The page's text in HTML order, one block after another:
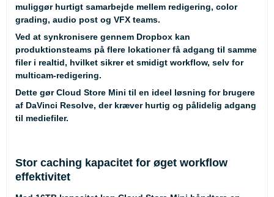
muliggør hurtigt samarbejde mellem redigering, color
grading, audio post og VFX teams.
Ved at synkronisere gennem Dropbox kan
produktionsteams på flere lokationer få adgang til samme
filer i realtid, hvilket sikrer et smidigt workflow, selv for
multicam-redigering.
Dette gør Cloud Store Mini til en ideel løsning for brugere
af DaVinci Resolve, der kræver hurtig og pålidelig adgang
til mediefiler.
Stor caching kapacitet for øget workflow
effektivitet